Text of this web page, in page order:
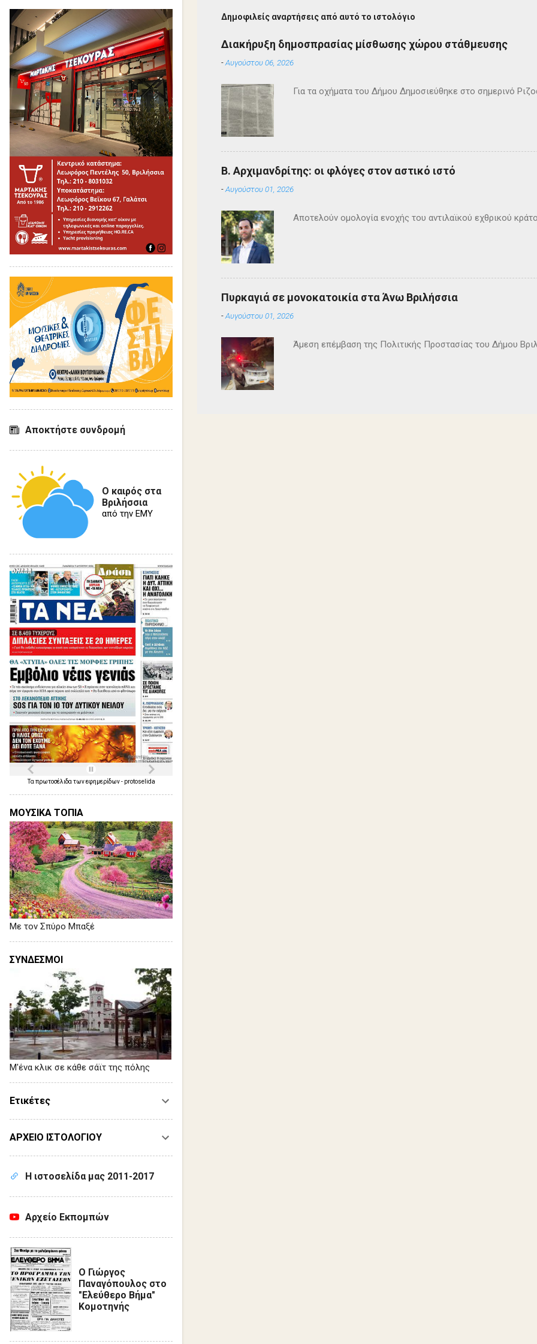
Δημοφιλείς αναρτήσεις από αυτό το ιστολόγιο
Διακήρυξη δημοσπρασίας μίσθωσης χώρου στάθμευσης
-Αυγούστου 06, 2026
Για τα οχήματα του Δήμου Δημοσιεύθηκε στο σημερινό
Β. Αρχιμανδρίτης: οι φλόγες στον αστικό ιστό
-Αυγούστου 01, 2026
Αποτελούν ομολογία ενοχής του αντιλαϊκού εχθρικού
Πυρκαγιά σε μονοκατοικία στα Άνω Βριλήσσια
-Αυγούστου 01, 2026
Άμεση επέμβαση της Πολιτικής Προστασίας του Δήμου
Αποκτήστε συνδρομή
Ο καιρός στα
Βριλήσσια
από την ΕΜΥ
Τα πρωτοσέλιδα τωνεφημερίδων- protoselida
ΜΟΥΣΙΚΑ ΤΟΠΙΑ
Με τον Σπύρο Μπαξέ
ΣΥΝΔΕΣΜΟΙ
Μ'ένα κλικ σε κάθε σάϊτ της πόλης
Ετικέτες
ΑΡΧΕΙΟ ΙΣΤΟΛΟΓΙΟΥ
Η ιστοσελίδα μας 2011-2017
Αρχείο Εκπομπών
Ο Γιώργος
Παναγόπουλος στο
"Ελεύθερο Βήμα"
Κομοτηνής